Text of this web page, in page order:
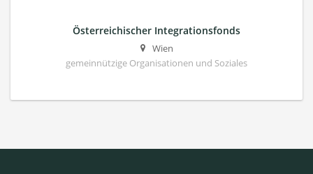
Österreichischer Integrationsfonds
Wien
gemeinnützige Organisationen und Soziales